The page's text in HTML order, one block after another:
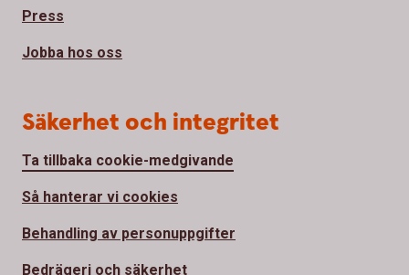
Press
Jobba hos oss
Säkerhet och integritet
Ta tillbaka cookie-medgivande
Så hanterar vi cookies
Behandling av personuppgifter
Bedrägeri och säkerhet